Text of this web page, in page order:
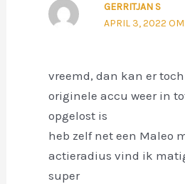
GERRITJAN S
APRIL 3, 2022
vreemd, dan kan er
originele accu weer in
opgelost is
heb zelf net een Maleo
actieradius vind ik
super